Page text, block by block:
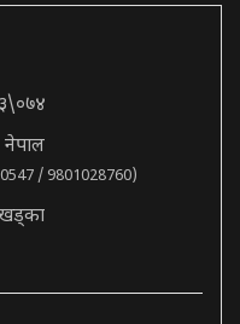
/ 9801028760)